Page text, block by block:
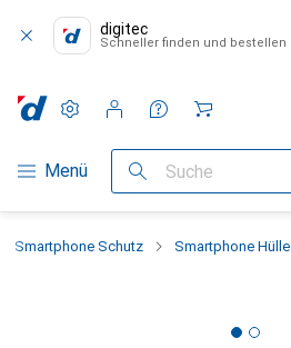
digitec
Schneller finden und bestellen
Navigation nach Kategorien
Menü Suche
Einstellungen
Kundenkonto
Vergleichslisten
Merklisten
Warenkorb
Smartphone Schutz Smartphone Hülle